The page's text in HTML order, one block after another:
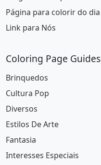
Página para colorir do dia
Link para Nós
Coloring Page Guides
Brinquedos
Cultura Pop
Diversos
Estilos De Arte
Fantasia
Interesses Especiais